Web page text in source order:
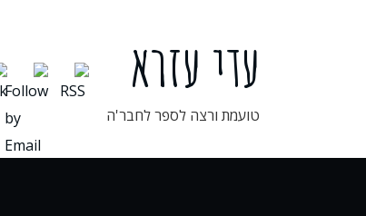
עדי עזרא
טועמת ורצה לספר לחבר'ה